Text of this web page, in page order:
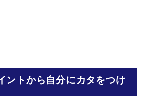
ントから自分にカタをつけ